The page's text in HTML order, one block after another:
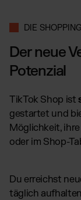
DIE
Der neue
Potenzial
TikTok Shop ist
gestartet und
Möglichkeit,
oder im Shop-
Du erreichst
täglich